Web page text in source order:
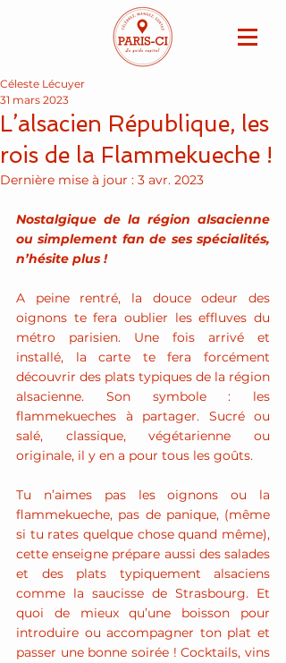
L’alsacien République, les
rois de la Flammekueche !
Céleste Lécuyer
31 mars 2023
Dernière mise à jour : 3 avr. 2023
Nostalgique de la région alsacienne
ou simplement fan de ses spécialités,
n’hésite plus !
A peine rentré, la douce odeur des
oignons te fera oublier les effluves du
métro parisien. Une fois arrivé et
installé, la carte te fera forcément
découvrir des plats typiques de la région
alsacienne. Son symbole : les
flammekueches à partager. Sucré ou
salé, classique, végétarienne ou
originale, il y en a pour tous les goûts.
Tu n’aimes pas les oignons ou la
flammekueche, pas de panique, (même
si tu rates quelque chose quand même),
cette enseigne prépare aussi des salades
et des plats typiquement alsaciens
comme la saucisse de Strasbourg. Et
quoi de mieux qu’une boisson pour
introduire ou accompagner ton plat et
passer une bonne soirée ! Cocktails, vins